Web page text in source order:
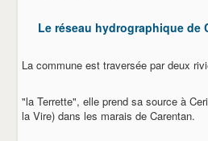
Le réseau hydrographique de
La commune est traversée par deux
"la Terrette", elle prend sa source à
la Vire) dans les marais de Carentan.